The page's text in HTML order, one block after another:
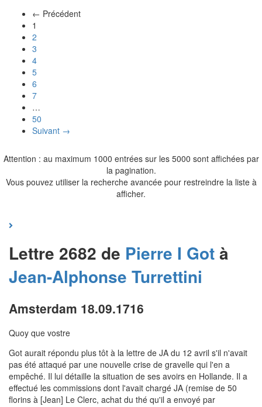
← Précédent
1
2
3
4
5
6
7
…
50
Suivant →
Attention : au maximum 1000 entrées sur les 5000 sont affichées par
la pagination.
Vous pouvez utiliser la recherche avancée pour restreindre la liste à
afficher.
Lettre 2682 de Pierre I Gotà
Jean-Alphonse Turrettini
Amsterdam 18.09.1716
Quoy que vostre
Got aurait répondu plus tôt à la lettre de JA du 12 avril s'il n'avait
pas été attaqué par une nouvelle crise de gravelle qui l'en a
empêché. Il lui détaille la situation de ses avoirs en Hollande. Il a
effectué les commissions dont l'avait chargé JA (remise de 50
florins à [Jean] Le Clerc, achat du thé qu'il a envoyé par